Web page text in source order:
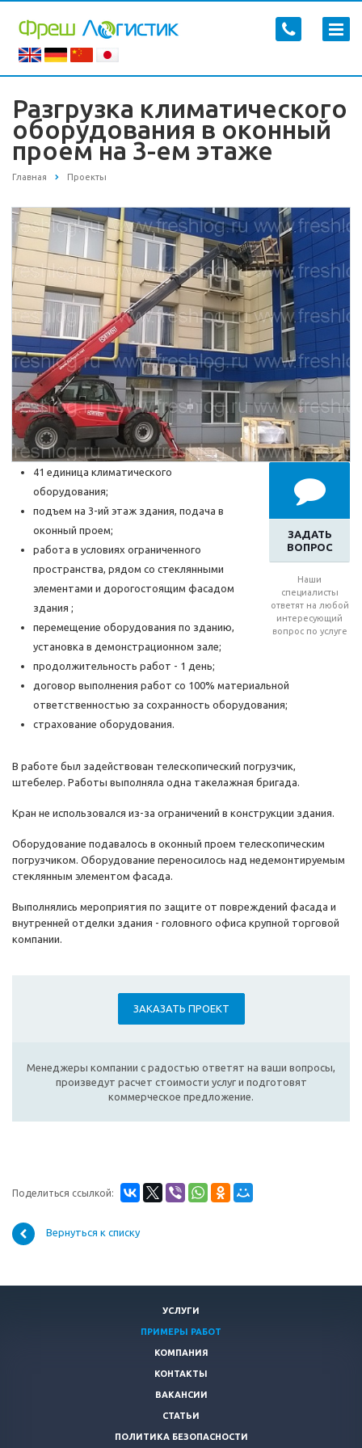
Разгрузка климатического
оборудования в оконный
проем на 3-ем этаже
Главная Проекты
ЗАДАТЬ
ВОПРОС
Наши
специалисты
ответят на любой
интересующий
вопрос по услуге
41 единица климатического
оборудования;
подъем на 3-ий этаж здания, подача в
оконный проем;
работа в условиях ограниченного
пространства, рядом со стеклянными
элементами и дорогостоящим фасадом
здания ;
перемещение оборудования по зданию,
установка в демонстрационном зале;
продолжительность работ - 1 день;
договор выполнения работ со 100% материальной
ответственностью за сохранность оборудования;
страхование оборудования.
В работе был задействован телескопический погрузчик,
штебелер. Работы выполняла одна такелажная бригада.
Кран не использовался из-за ограничений в конструкции здания.
Оборудование подавалось в оконный проем телескопическим
погрузчиком. Оборудование переносилось над недемонтируемым
стеклянным элементом фасада.
Выполнялись мероприятия по защите от повреждений фасада и
внутренней отделки здания - головного офиса крупной торговой
компании.
ЗАКАЗАТЬ ПРОЕКТ
Менеджеры компании с радостью ответят на ваши вопросы,
произведут расчет стоимости услуг и подготовят
коммерческое предложение.
Поделиться ссылкой:
Вернуться к списку
УСЛУГИ
ПРИМЕРЫ РАБОТ
КОМПАНИЯ
КОНТАКТЫ
ВАКАНСИИ
СТАТЬИ
ПОЛИТИКА БЕЗОПАСНОСТИ